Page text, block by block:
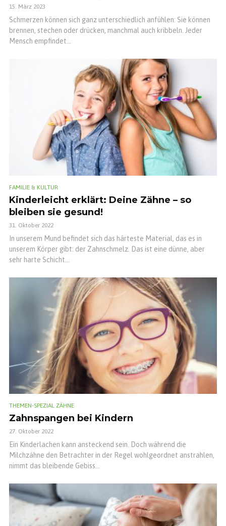
15. März 2023
Schmerzen können sich ganz unterschiedlich anfühlen: Sie können
brennen, stechen oder drücken, manchmal auch kribbeln. Jeder
Mensch empfindet...
FAMILIE & KULTUR
Kinderleicht erklärt: Deine Zähne – so
bleiben sie gesund!
31. Oktober 2022
In unserem Mund befindet sich das härteste Material, das es in
unserem Körper gibt: der Zahnschmelz. Das ist eine dünne, aber
sehr harte Schicht...
THEMEN-SPEZIAL ZÄHNE
Zahnspangen bei Kindern
27. Oktober 2022
Ein Kinderlachen kann ansteckend sein. Doch während die
Milchzähne den Betrachter in der Regel wohlgeordnet anstrahlen,
nimmt das bleibende Gebiss...